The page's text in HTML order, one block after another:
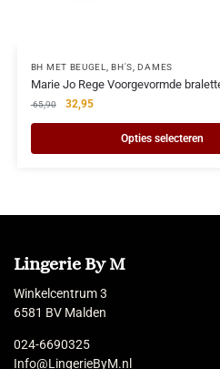
BH MET BEUGEL ,BH'S ,DAMES
Marie Jo Rege Voorgevormde
65,90 32,95
Opties selecteren
Lingerie By M
Winkelcentrum 3
6581 BV Malden
024-6690325
Info@LingerieByM.nl